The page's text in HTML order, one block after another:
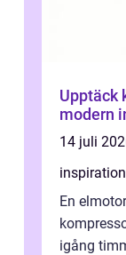
Upptäck
modern
14 juli
inspiration
En
igång